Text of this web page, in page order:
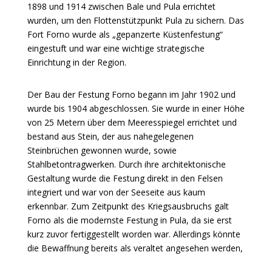
1898 und 1914 zwischen Bale und Pula errichtet
wurden, um den Flottenstützpunkt Pula zu sichern. Das
Fort Forno wurde als „gepanzerte Küstenfestung“
eingestuft und war eine wichtige strategische
Einrichtung in der Region.
Der Bau der Festung Forno begann im Jahr 1902 und
wurde bis 1904 abgeschlossen. Sie wurde in einer Höhe
von 25 Metern über dem Meeresspiegel errichtet und
bestand aus Stein, der aus nahegelegenen
Steinbrüchen gewonnen wurde, sowie
Stahlbetontragwerken. Durch ihre architektonische
Gestaltung wurde die Festung direkt in den Felsen
integriert und war von der Seeseite aus kaum
erkennbar. Zum Zeitpunkt des Kriegsausbruchs galt
Forno als die modernste Festung in Pula, da sie erst
kurz zuvor fertiggestellt worden war. Allerdings könnte
die Bewaffnung bereits als veraltet angesehen werden,